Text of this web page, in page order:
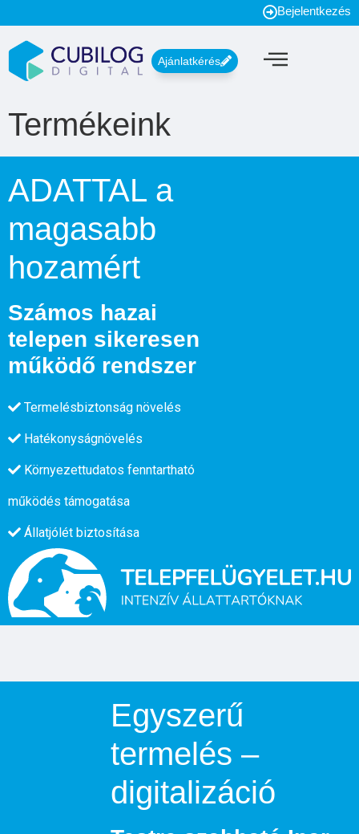
Bejelentkezés
Ajánlatkérés
Termékeink
ADATTAL a
magasabb
hozamért
Számos hazai
telepen sikeresen
működő rendszer
Termelésbiztonság növelés
Hatékonyságnövelés
Környezettudatos fenntartható
működés támogatása
Állatjólét biztosítása
Egyszerű
termelés –
digitalizáció